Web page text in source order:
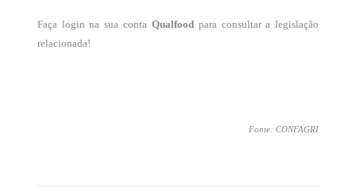
Faça login na sua conta Qualfoodpara consultar a legislação
relacionada!
Fonte: CONFAGRI